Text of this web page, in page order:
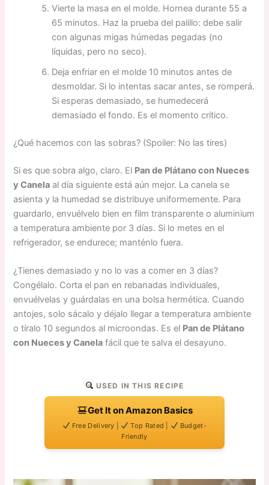
Vierte la masa en el molde. Hornea durante 55 a
65 minutos. Haz la prueba del palillo: debe salir
con algunas migas húmedas pegadas (no
líquidas, pero no seco).
Deja enfriar en el molde 10 minutos antes de
desmoldar. Si lo intentas sacar antes, se romperá.
Si esperas demasiado, se humedecerá
demasiado el fondo. Es el momento crítico.
¿Qué hacemos con las sobras? (Spoiler: No las tires)
Si es que sobra algo, claro. El Pan de Plátano con Nueces
y Canela al día siguiente está aún mejor. La canela se
asienta y la humedad se distribuye uniformemente. Para
guardarlo, envuélvelo bien en film transparente o aluminium
a temperatura ambiente por 3 días. Si lo metes en el
refrigerador, se endurece; manténlo fuera.
¿Tienes demasiado y no lo vas a comer en 3 días?
Congélalo. Corta el pan en rebanadas individuales,
envuélvelas y guárdalas en una bolsa hermética. Cuando
antojes, solo sácalo y déjalo llegar a temperatura ambiente
o tíralo 10 segundos al microondas. Es el Pan de Plátano
con Nueces y Canela fácil que te salva el desayuno.
USED IN THIS RECIPE
Get It on Amazon Basics
Free Delivery | Top Rated |
Budget-
Friendly